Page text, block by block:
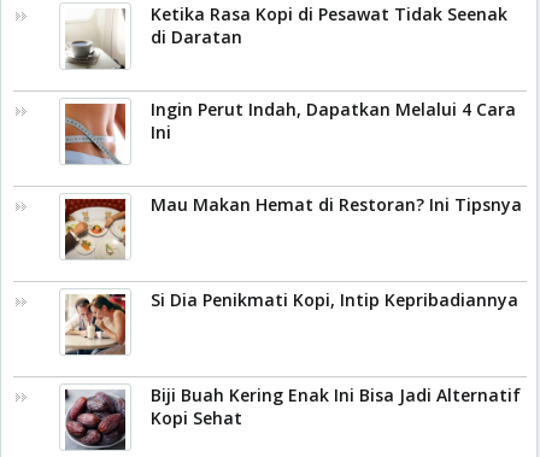
Ketika Rasa Kopi di Pesawat Tidak Seenak
di Daratan
Ingin Perut Indah, Dapatkan Melalui 4 Cara
Ini
Mau Makan Hemat di Restoran? Ini Tipsnya
Si Dia Penikmati Kopi, Intip Kepribadiannya
Biji Buah Kering Enak Ini Bisa Jadi Alternatif
Kopi Sehat